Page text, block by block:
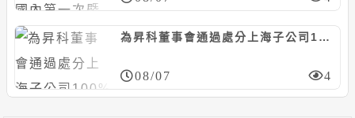
為昇科董事會通過處分上海子公司100%股權，預計認列處分損失約6526萬元
08/07 4